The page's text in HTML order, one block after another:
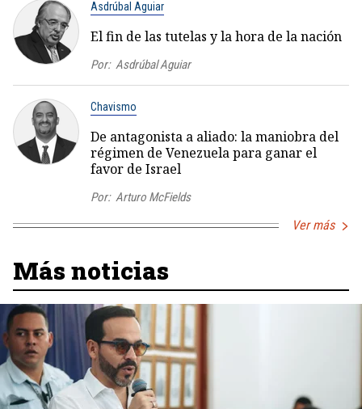
Asdrúbal Aguiar
El fin de las tutelas y la hora de la nación
Por: Asdrúbal Aguiar
Chavismo
De antagonista a aliado: la maniobra del
régimen de Venezuela para ganar el
favor de Israel
Por: Arturo McFields
Ver más
Más noticias